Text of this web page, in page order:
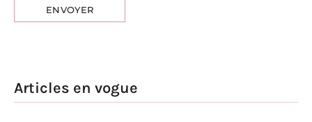
Articles en vogue
Jeanine